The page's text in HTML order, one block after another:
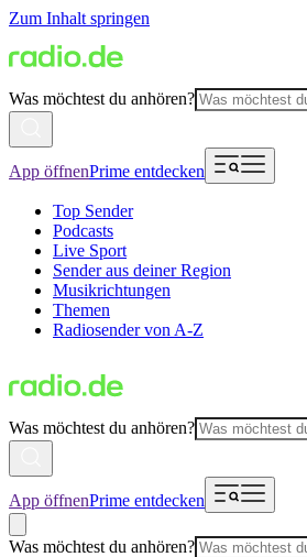
Zum Inhalt springen
Was möchtest du anhören?
App öffnenPrime entdecken
Top Sender
Podcasts
Live Sport
Sender aus deiner Region
Musikrichtungen
Themen
Radiosender von A-Z
Was möchtest du anhören?
App öffnenPrime entdecken
Was möchtest du anhören?